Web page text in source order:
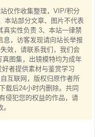
仅作收集整理，VIP/积分
本站部分文章、图片不代表
真实性负责 3、本站一律禁
息，访客发现请向站长举报
效，请联系我们，我们会
图集，出镜模特均为成年
者提供素材与鉴赏学习
互联网，版权归原作者所
载后24小时内删除。共同
侵犯您的权益的作品，请